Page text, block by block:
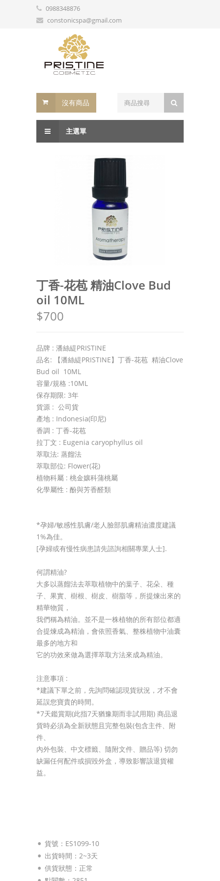
0988348876
constonicspa@gmail.com
沒有商品
主選單
丁香-花苞 精油Clove Bud
oil 10ML
$700
品牌 : 潘絲緹PRISTINE
品名: 【潘絲緹PRISTINE】丁香-花苞 精油Clove
Bud oil 10ML
容量/規格 :10ML
保存期限: 3年
貨源 : 公司貨
產地 : Indonesia(印尼)
香調 : 丁香-花苞
拉丁文 : Eugenia caryophyllus oil
萃取法: 蒸餾法
萃取部位: Flower(花)
植物科屬 : 桃金孃科蒲桃屬
化學屬性 : 酚與芳香醛類
*孕婦/敏感性肌膚/老人臉部肌膚精油濃度建議
1%為佳。
[孕婦或有慢性病患請先諮詢相關專業人士].
何謂精油?
大多以蒸餾法去萃取植物中的葉子、花朵、種
子、果實、樹根、樹皮、樹脂等，所提煉出來的
精華物質，
我們稱為精油。並不是一株植物的所有部位都適
合提煉成為精油，會依照香氣、整株植物中油囊
最多的地方和
它的功效來做為選擇萃取方法來成為精油。
注意事項 :
*建議下單之前，先詢問確認現貨狀況，才不會
延誤您寶貴的時間。
*7天鑑賞期(此指7天猶豫期而非試用期) 商品退
貨時必須為全新狀態且完整包裝(包含主件、附
件、
內外包裝、中文標籤、隨附文件、贈品等) 切勿
缺漏任何配件或損毀外盒，導致影響該退貨權
益。
貨號：ES1099-10
出貨時間：2~3天
供貨狀態： 正常